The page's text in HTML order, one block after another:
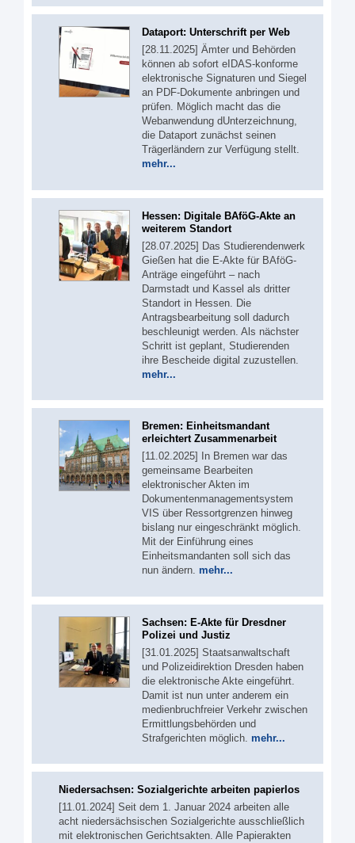
Dataport: Unterschrift per Web
[28.11.2025] Ämter und Behörden
können ab sofort eIDAS-konforme
elektronische Signaturen und Siegel
an PDF-Dokumente anbringen und
prüfen. Möglich macht das die
Webanwendung dUnterzeichnung,
die Dataport zunächst seinen
Trägerländern zur Verfügung stellt.
mehr...
Hessen: Digitale BAföG-Akte an
weiterem Standort
[28.07.2025] Das Studierendenwerk
Gießen hat die E-Akte für BAföG-
Anträge eingeführt – nach
Darmstadt und Kassel als dritter
Standort in Hessen. Die
Antragsbearbeitung soll dadurch
beschleunigt werden. Als nächster
Schritt ist geplant, Studierenden
ihre Bescheide digital zuzustellen.
mehr...
Bremen: Einheitsmandant
erleichtert Zusammenarbeit
[11.02.2025] In Bremen war das
gemeinsame Bearbeiten
elektronischer Akten im
Dokumentenmanagementsystem
VIS über Ressortgrenzen hinweg
bislang nur eingeschränkt möglich.
Mit der Einführung eines
Einheitsmandanten soll sich das
nun ändern. mehr...
Sachsen: E-Akte für Dresdner
Polizei und Justiz
[31.01.2025] Staatsanwaltschaft
und Polizeidirektion Dresden haben
die elektronische Akte eingeführt.
Damit ist nun unter anderem ein
medienbruchfreier Verkehr zwischen
Ermittlungsbehörden und
Strafgerichten möglich. mehr...
Niedersachsen: Sozialgerichte arbeiten papierlos
[11.01.2024] Seit dem 1. Januar 2024 arbeiten alle
acht niedersächsischen Sozialgerichte ausschließlich
mit elektronischen Gerichtsakten. Alle Papierakten